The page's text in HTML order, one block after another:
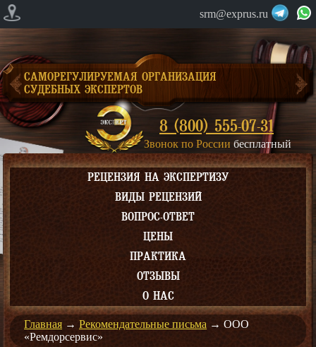
srm@exprus.ru
САМОРЕГУЛИРУЕМАЯ ОРГАНИЗАЦИЯ
СУДЕБНЫХ ЭКСПЕРТОВ
8 (800) 555-07-31
Звонок по России бесплатный
РЕЦЕНЗИЯ НА ЭКСПЕРТИЗУ
ВИДЫ РЕЦЕНЗИЙ
ВОПРОС-ОТВЕТ
ЦЕНЫ
ПРАКТИКА
ОТЗЫВЫ
О НАС
Главная → Рекомендательные письма → ООО
«Ремдорсервис»